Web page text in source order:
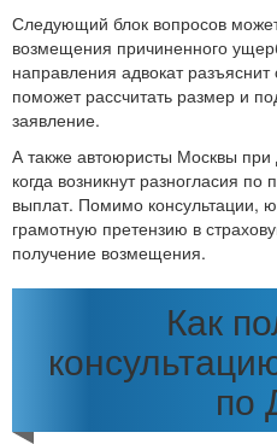
Следующий блок вопросов
возмещения причиненного
направления адвокат
поможет рассчитать размер и
заявление.
А также автоюристы Москвы
когда возникнут разногласия
выплат. Помимо консультации,
грамотную претензию в
получение возмещения.
Как
по